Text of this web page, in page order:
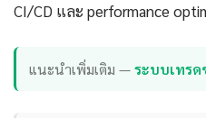
CI/CD และ performance
แนะนำเพิ่มเติม —ระบบเทรด